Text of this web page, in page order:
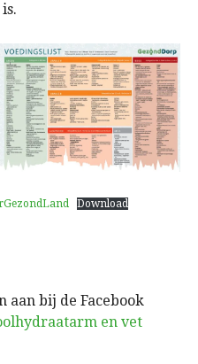
Download
aan bij de Facebook
en vet